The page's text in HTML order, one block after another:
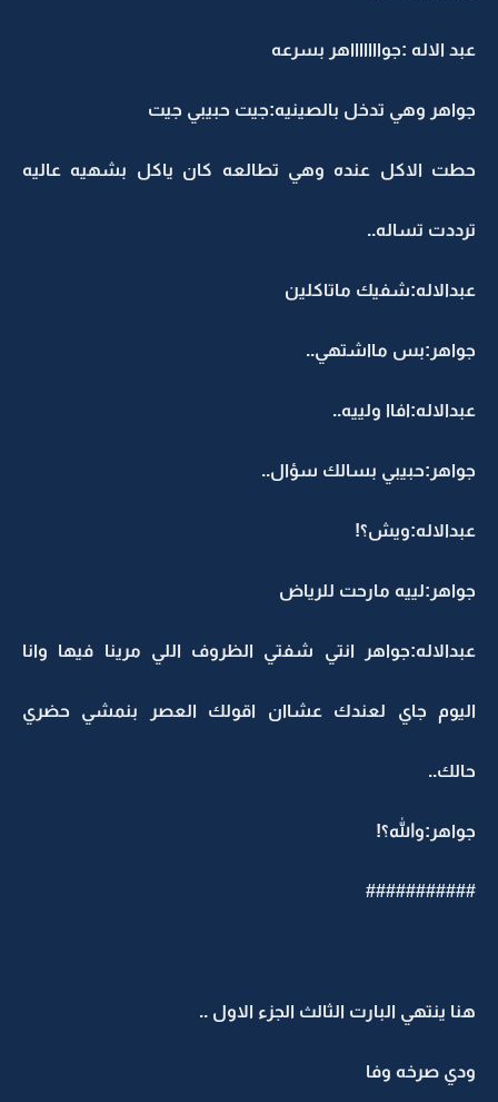
عبد الاله :جواااااااهر بسرعه
جواهر وهي تدخل بالصينيه:جيت حبيبي جيت
حطت الاكل عنده وهي تطالعه كان ياكل بشهيه عاليه
ترددت تساله..
عبدالاله:شفيك ماتاكلين
جواهر:بس مااشتهي..
عبدالاله:افاا ولييه..
جواهر:حبيبي بسالك سؤال..
عبدالاله:ويش؟!
جواهر:لييه مارحت للرياض
عبدالاله:جواهر انتي شفتي الظروف اللي مرينا فيها وانا
اليوم جاي لعندك عشاان اقولك العصر بنمشي حضري
حالك..
جواهر:والله؟!
###########
هنا ينتهي البارت الثالث الجزء الاول ..
ودي صرخه وفا